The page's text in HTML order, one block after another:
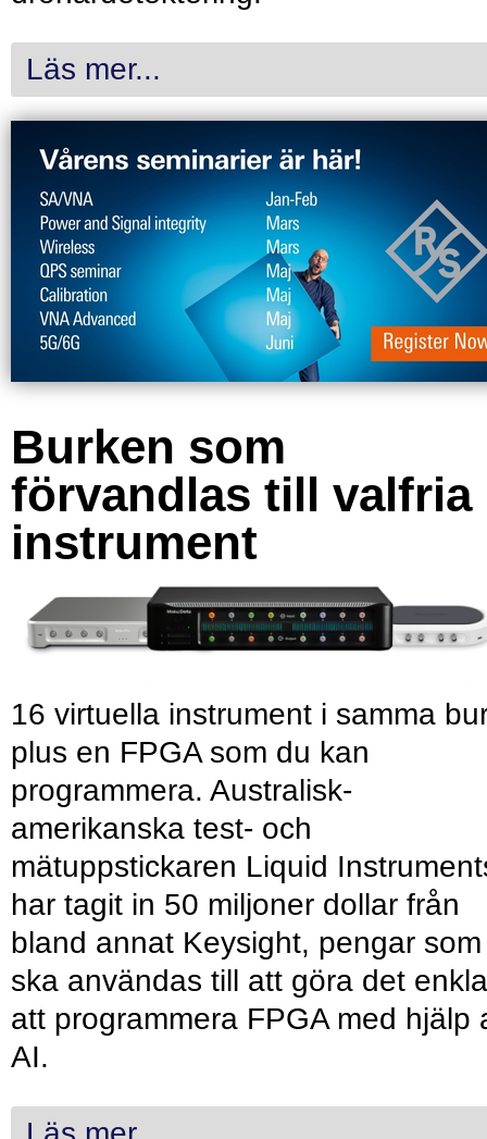
Läs mer...
Burken som
förvandlas till valfria
instrument
16 virtuella instrument i samma
plus en FPGA som du kan
programmera. Australisk-
amerikanska test- och
mätuppstickaren Liquid
har tagit in 50 miljoner dollar från
bland annat Keysight, pengar som
ska användas till att göra det
att programmera FPGA med hjälp
AI.